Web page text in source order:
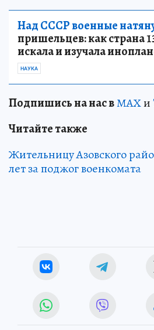
Над СССР военные
пришельцев: как страна
искала и изучала
НАУКА
Подпишись на нас вМАХи
Читайте также
Жительницу Азовского
лет за поджог военкомата